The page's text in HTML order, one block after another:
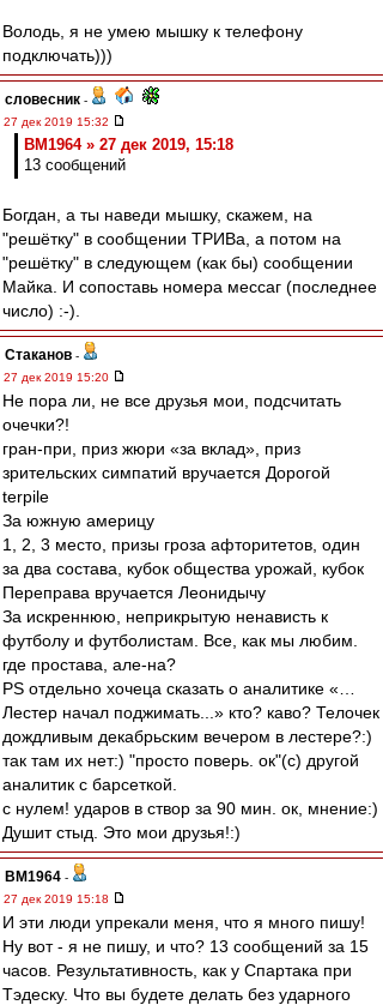
Володь, я не умею мышку к телефону
подключать)))
словесник -
27 дек 2019 15:32
BM1964 » 27 дек 2019, 15:18
13 сообщений
Богдан, а ты наведи мышку, скажем, на
"решётку" в сообщении ТРИВа, а потом на
"решётку" в следующем (как бы) сообщении
Майка. И сопоставь номера мессаг (последнее
число) :-).
Cтаканов -
27 дек 2019 15:20
Не пора ли, не все друзья мои, подсчитать
очечки?!
гран-при, приз жюри «за вклад», приз
зрительских симпатий вручается Дорогой
terpile
За южную америцу
1, 2, 3 место, призы гроза афторитетов, один
за два состава, кубок общества урожай, кубок
Переправа вручается Леонидычу
За искреннюю, неприкрытую ненависть к
футболу и футболистам. Все, как мы любим.
где простава, але-на?
PS отдельно хочеца сказать о аналитике «…
Лестер начал поджимать...» кто? каво? Телочек
дождливым декабрьским вечером в лестере?:)
так там их нет:) "просто поверь. ок"(с) другой
аналитик с барсеткой.
с нулем! ударов в створ за 90 мин. ок, мнение:)
Душит стыд. Это мои друзья!:)
BM1964 -
27 дек 2019 15:18
И эти люди упрекали меня, что я много пишу!
Ну вот - я не пишу, и что? 13 сообщений за 15
часов. Результативность, как у Спартака при
Тэдеску. Что вы будете делать без ударного